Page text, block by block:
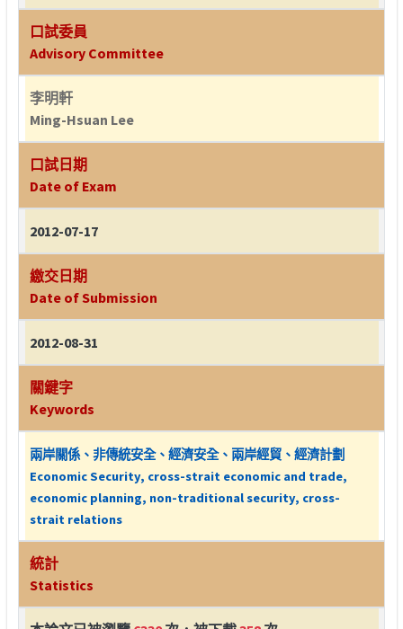
口試委員
Advisory Committee
李明軒
Ming-Hsuan Lee
口試日期
Date of Exam
2012-07-17
繳交日期
Date of Submission
2012-08-31
關鍵字
Keywords
兩岸關係、非傳統安全、經濟安全、兩岸經貿、經濟計劃
Economic Security, cross-strait economic and trade,
economic planning, non-traditional security, cross-
strait relations
統計
Statistics